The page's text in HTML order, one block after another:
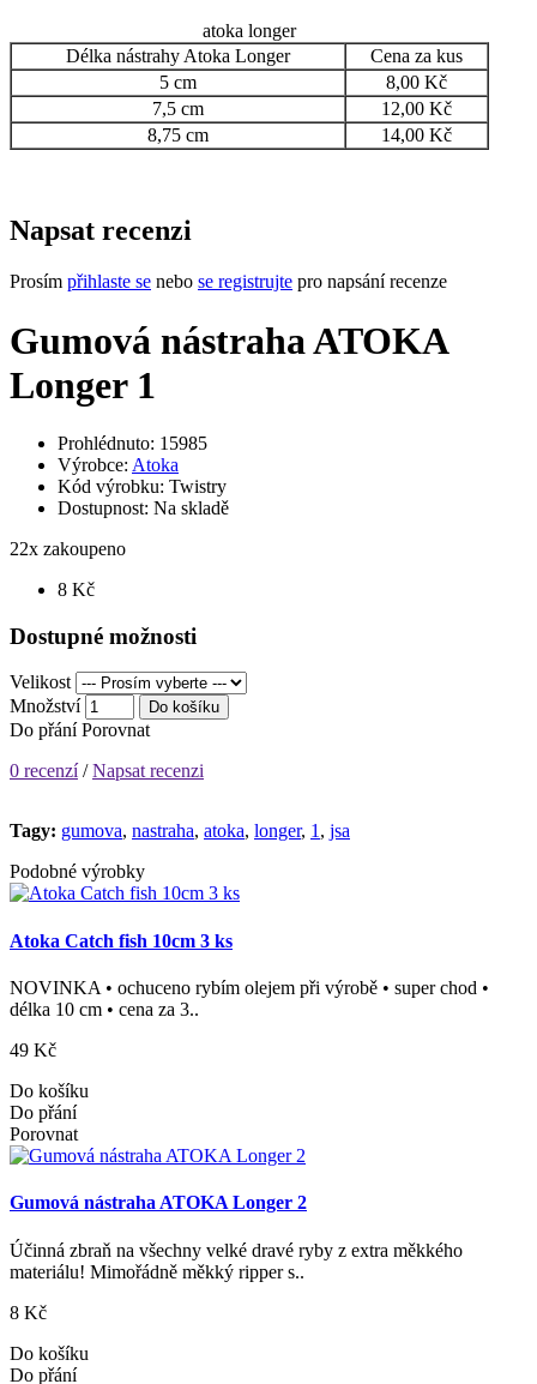
atoka longer
Délka nástrahy Atoka Longer
Cena za kus
5 cm
8,00 Kč
7,5 cm
12,00 Kč
8,75 cm
14,00 Kč
Napsat recenzi
Prosím přihlaste se nebo se registrujte pro napsání recenze
Gumová nástraha ATOKA
Longer 1
Prohlédnuto: 15985
Výrobce: Atoka
Kód výrobku: Twistry
Dostupnost: Na skladě
22x zakoupeno
8 Kč
Dostupné možnosti
Velikost
Množství
Do košíku
Do přání Porovnat
0 recenzí/Napsat recenzi
Tagy: gumova, nastraha, atoka, longer, 1, jsa
Podobné výrobky
Atoka Catch fish 10cm 3 ks
NOVINKA • ochuceno rybím olejem při výrobě • super chod •
délka 10 cm • cena za 3..
49 Kč
Do košíku
Do přání
Porovnat
Gumová nástraha ATOKA Longer 2
Účinná zbraň na všechny velké dravé ryby z extra měkkého
materiálu! Mimořádně měkký ripper s..
8 Kč
Do košíku
Do přání